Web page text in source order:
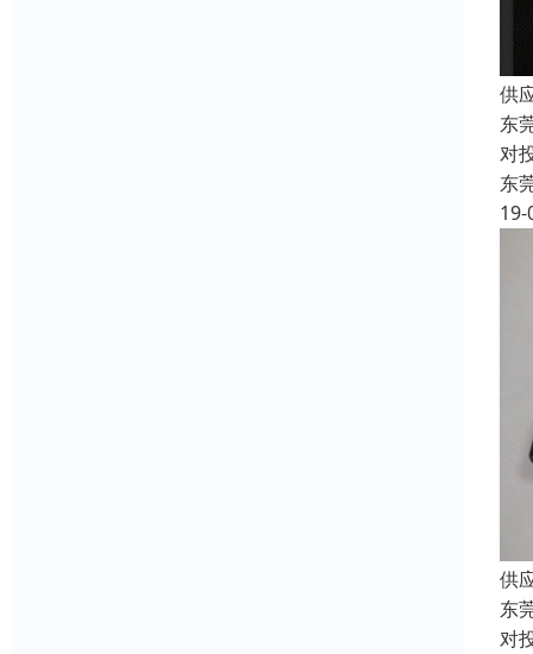
供
东
对
东
19-
供
东
对